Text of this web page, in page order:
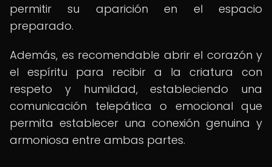
permitir su aparición en el espacio
preparado.
Además, es recomendable abrir el corazón y
el espíritu para recibir a la criatura con
respeto y humildad, estableciendo una
comunicación telepática o emocional que
permita establecer una conexión genuina y
armoniosa entre ambas partes.